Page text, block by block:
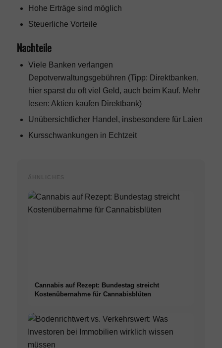
Hohe Erträge sind möglich
Steuerliche Vorteile
Nachteile
Viele Banken verlangen
Depotverwaltungsgebühren (Tipp: Direktbanken,
hier sparst du oft viel Geld, auch beim Kauf. Mehr
lesen: Aktien kaufen Direktbank)
Unübersichtlicher Handel, insbesondere für Laien
Kursschwankungen in Echtzeit
Cannabis auf Rezept: Bundestag streicht
Kostenübernahme für Cannabisblüten